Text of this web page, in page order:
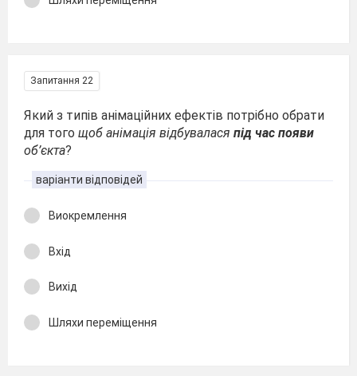
Запитання 22
Який з типів анімаційних ефектів потрібно обрати
для того щоб анімація відбувалася під час появи
об’єкта?
варіанти відповідей
Виокремлення
Вхід
Вихід
Шляхи переміщення